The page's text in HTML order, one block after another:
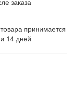
заказа
принимается
14 дней